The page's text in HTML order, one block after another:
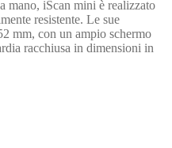
mano, iScan mini è realizzato
resistente. Le sue
mm, con un ampio schermo
racchiusa in dimensioni in